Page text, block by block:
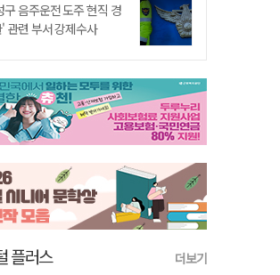
구 음주운전 도주 현직 경
관련 부서 강제수사
플러스 더보기